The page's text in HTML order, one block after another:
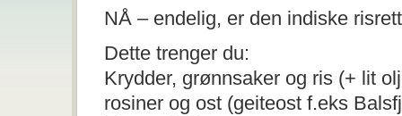
NÅ – endelig, er den indiske
Dette trenger du:
Krydder, grønnsaker og ris (+ lit
rosiner og ost (geiteost f.eks